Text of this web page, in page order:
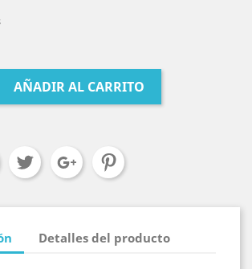
AÑADIR AL CARRITO
Detalles del producto